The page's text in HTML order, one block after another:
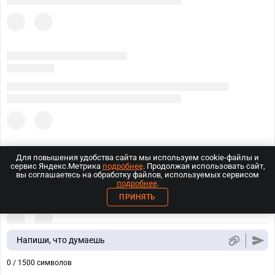
Напиши, что думаешь
0 / 1500 символов
Для повышения удобства сайта мы используем cookie-файлы и
сервис Яндекс.Метрика подробнее. Продолжая использовать сайт,
вы соглашаетесь на обработку файлов, используемых сервисом
подробнее.
ПРИНЯТЬ